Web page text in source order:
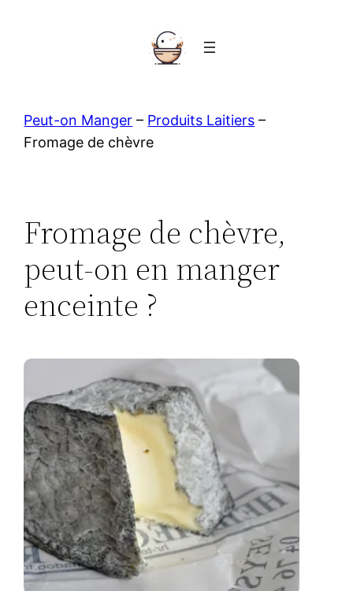
Peut-on Manger – Produits Laitiers –
Fromage de chèvre
Fromage de chèvre,
peut-on en manger
enceinte ?